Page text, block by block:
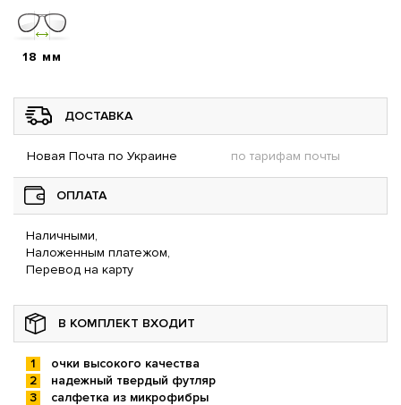
18 мм
ДОСТАВКА
Новая Почта по Украине по тарифам почты
ОПЛАТА
Наличными,
Наложенным платежом,
Перевод на карту
В КОМПЛЕКТ ВХОДИТ
очки высокого качества
надежный твердый футляр
салфетка из микрофибры